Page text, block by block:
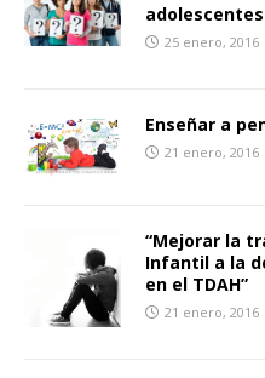
25 enero, 2016
Enseñar a
21 enero, 2016
“Mejorar la
Infantil a la
en el TDAH”
21 enero, 2016